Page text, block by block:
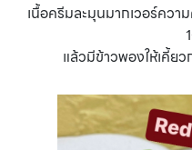
เนื้อครีมละมุนมากเวอร์ควา
แล้วมีข้าวพองให้เคี้ย